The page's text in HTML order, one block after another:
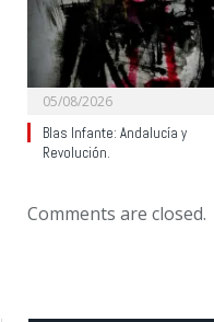
05/08/2026
Blas Infante: Andalucía y
Revolución.
Comments are closed.